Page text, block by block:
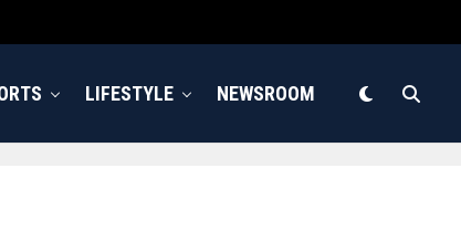
LIFESTYLE NEWSROOM